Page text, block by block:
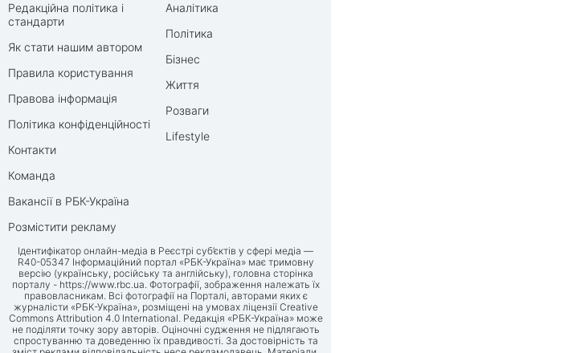
Редакційна політика і
стандарти
Як стати нашим автором
Правила користування
Правова інформація
Політика конфіденційності
Контакти
Команда
Вакансії в РБК-Україна
Розмістити рекламу
Аналітика
Політика
Бізнес
Життя
Розваги
Lifestyle
Ідентифікатор онлайн-медіа в Реєстрі суб’єктів у сфері медіа —
R40-05347 Інформаційний портал «РБК-Україна» має тримовну
версію (українську, російську та англійську), головна сторінка
порталу - https://www.rbc.ua. Фотографії, зображення належать їх
правовласникам. Всі фотографії на Порталі, авторами яких є
журналісти «РБК-Україна», розміщені на умовах ліцензії Creative
Commons Attribution 4.0 International. Редакція «РБК-Україна» може
не поділяти точку зору авторів. Оціночні судження не підлягають
спростуванню та доведенню їх правдивості. За достовірність та